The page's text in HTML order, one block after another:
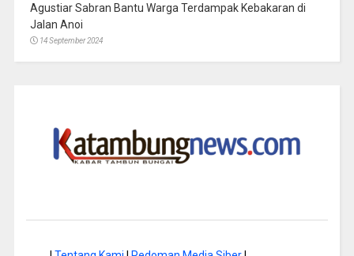
Agustiar Sabran Bantu Warga Terdampak Kebakaran di
Jalan Anoi
14 September 2024